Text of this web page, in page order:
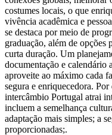
costumes locais, o que
vivência acadêmica e
se destaca por meio de
graduação, além de opções
curta duração. Um
documentação e calendário
aproveite ao máximo cada
segura e enriquecedora.
intercâmbio Portugal atrai
incluem a semelhança
adaptação mais simples; a
proporcionadas;.